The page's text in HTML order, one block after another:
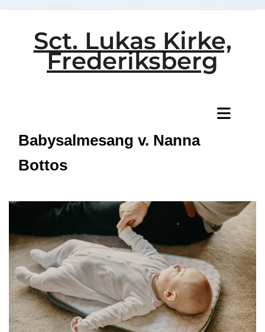
Sct. Lukas Kirke,
Frederiksberg
Babysalmesang v. Nanna
Bottos